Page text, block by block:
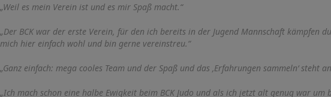
„Weil es mein Verein ist und es mir Spaß macht.“
„Der BCK war der erste Verein, für den ich bereits in der Jugend Mannschaft kämpfen
mich hier einfach wohl und bin gerne vereinstreu.“
„Ganz einfach: mega cooles Team und der Spaß und das ‚Erfahrungen sammeln‘ steht
„Ich mach schon eine halbe Ewigkeit beim BCK Judo und als ich jetzt alt genug war um